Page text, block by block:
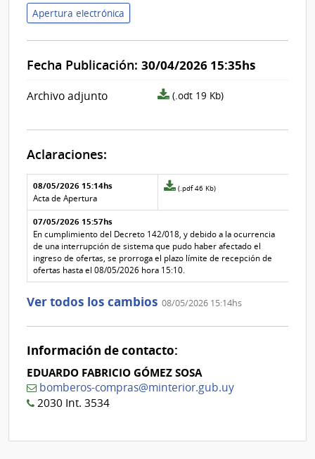
Apertura electrónica
Fecha Publicación: 30/04/2026 15:35hs
Archivo adjunto
archivo
(.odt 19 Kb)
Aclaraciones:
Aclaraciones del llamado
Fecha y
texto de
la
aclaración
Archivo
de la
aclaración
08/05/2026 15:14hs
Acta de Apertura
Archivo
de
aclaración
Nº
1
(.pdf 46 Kb)
07/05/2026 15:57hs
En cumplimiento del Decreto 142/018, y debido a la ocurrencia
de una interrupción de sistema que pudo haber afectado el
ingreso de ofertas, se prorroga el plazo límite de recepción de
ofertas hasta el 08/05/2026 hora 15:10.
Ver todos los cambios 08/05/2026 15:14hs
Información de contacto:
EDUARDO FABRICIO GÓMEZ SOSA
bomberos-compras@minterior.gub.uy
2030 Int. 3534